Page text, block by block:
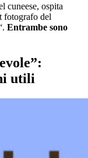
cuneese, ospita
fotografo del
Entrambe sono
utili